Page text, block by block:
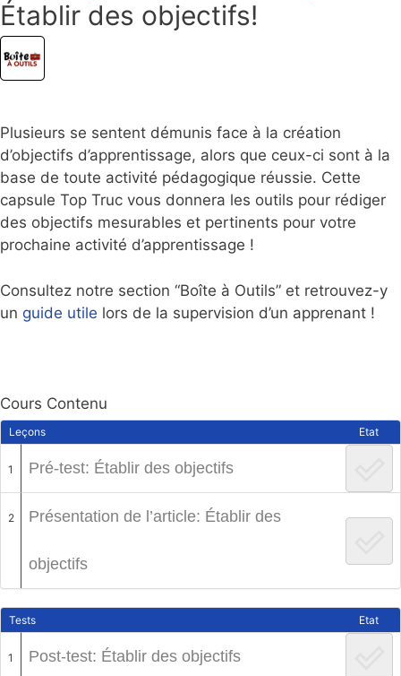
Établir des objectifs!
Plusieurs se sentent démunis face à la création
d’objectifs d’apprentissage, alors que ceux-ci sont à la
base de toute activité pédagogique réussie. Cette
capsule Top Truc vous donnera les outils pour rédiger
des objectifs mesurables et pertinents pour votre
prochaine activité d’apprentissage !
Consultez notre section “Boîte à Outils” et retrouvez-y
un guide utile lors de la supervision d’un apprenant !
Cours Contenu
Leçons Etat
1 Pré-test: Établir des objectifs
2 Présentation de l’article: Établir des
objectifs
Tests Etat
1 Post-test: Établir des objectifs